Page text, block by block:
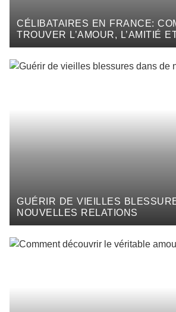
CÉLIBATAIRES EN FRANCE:
TROUVER L’AMOUR, L’AMITIÉ
RETROUVER SOI-MÊME
GUÉRIR DE VIEILLES
NOUVELLES RELATIONS